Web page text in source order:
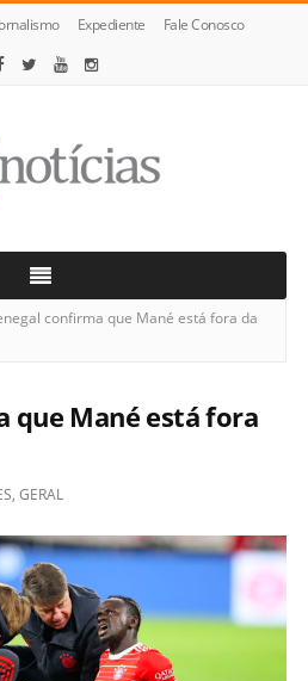
Expediente Fale Conosco
confirma que Mané está fora da
que Mané está fora
, GERAL